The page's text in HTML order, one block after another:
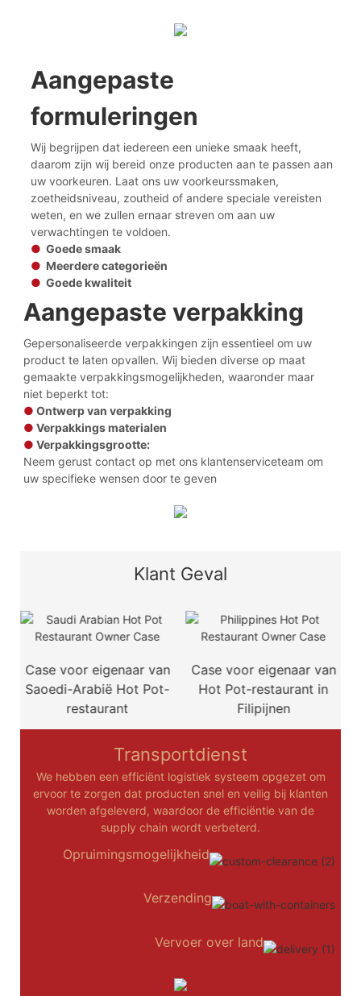
Aangepaste
formuleringen
Wij begrijpen dat iedereen een unieke smaak heeft,
daarom zijn wij bereid onze producten aan te passen aan
uw voorkeuren. Laat ons uw voorkeurssmaken,
zoetheidsniveau, zoutheid of andere speciale vereisten
weten, en we zullen ernaar streven om aan uw
verwachtingen te voldoen.
● Goede smaak
● Meerdere categorieën
● Goede kwaliteit
Aangepaste verpakking
Gepersonaliseerde verpakkingen zijn essentieel om uw
product te laten opvallen. Wij bieden diverse op maat
gemaakte verpakkingsmogelijkheden, waaronder maar
niet beperkt tot:
●Ontwerp van verpakking
●Verpakkings materialen
●Verpakkingsgrootte:
Neem gerust contact op met ons klantenserviceteam om
uw specifieke wensen door te geven
Klant Geval
Case voor eigenaar van
Saoedi-Arabië Hot Pot-
restaurant
Case voor eigenaar van
Hot Pot-restaurant in
Filipijnen
Transportdienst
We hebben een efficiënt logistiek systeem opgezet om
ervoor te zorgen dat producten snel en veilig bij klanten
worden afgeleverd, waardoor de efficiëntie van de
supply chain wordt verbeterd.
Opruimingsmogelijkheid
Verzending
Vervoer over land